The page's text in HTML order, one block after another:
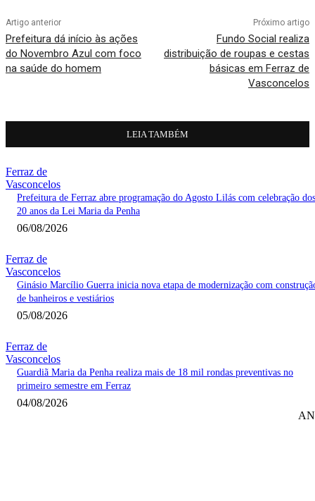
Artigo anterior
Prefeitura dá início às ações
do Novembro Azul com foco
na saúde do homem
Próximo artigo
Fundo Social realiza
distribuição de roupas e cestas
básicas em Ferraz de
Vasconcelos
LEIA TAMBÉM
Ferraz de
Vasconcelos
Prefeitura de Ferraz abre programação do Agosto Lilás com celebração dos
20 anos da Lei Maria da Penha
06/08/2026
Ferraz de
Vasconcelos
Ginásio Marcílio Guerra inicia nova etapa de modernização com
de banheiros e vestiários
05/08/2026
Ferraz de
Vasconcelos
Guardiã Maria da Penha realiza mais de 18 mil rondas preventivas no
primeiro semestre em Ferraz
04/08/2026